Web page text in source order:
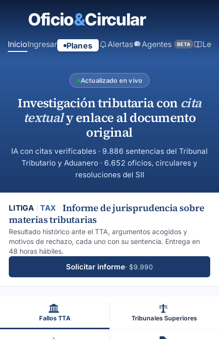
principal
InicioIngresar Planes Alertas Agentes BETA
Actualizado en vivo
Investigación tributaria con cita
textualy enlace al documento
original
IA con citas verificables · 9.886 sentencias del Tribunal
Tributario y Aduanero · 6.652 oficios, circulares y
resoluciones del SII
LITIGA TAX
Informe de jurisprudencia sobre
materias tributarias
Resultado histórico ante el TTA, argumentos acogidos y
motivos de rechazo, cada uno con su sentencia. Entrega en
48 horas hábiles.
Solicitar informe· $9.990
Fallos TTA Tribunales Superiores